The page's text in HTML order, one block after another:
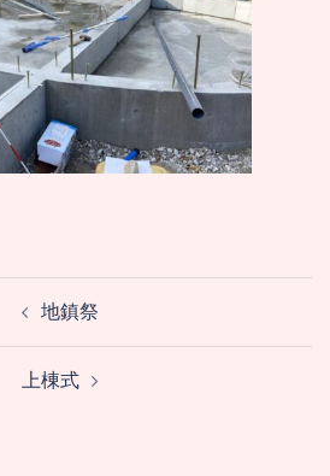
地鎮祭
上棟式